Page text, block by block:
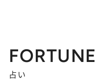
FORTUNE
占い